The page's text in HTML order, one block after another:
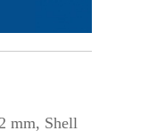
mm, Shell